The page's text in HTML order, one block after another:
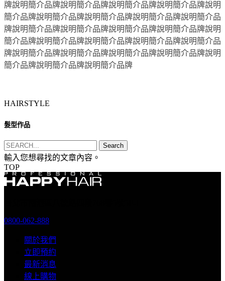
牌說明簡介品牌說明簡介品牌說明簡介品牌說明簡介品牌說明
簡介品牌說明簡介品牌說明簡介品牌說明簡介品牌說明簡介品
牌說明簡介品牌說明簡介品牌說明簡介品牌說明簡介品牌說明
簡介品牌說明簡介品牌說明簡介品牌說明簡介品牌說明簡介品
牌說明簡介品牌說明簡介品牌說明簡介品牌說明簡介品牌說明
簡介品牌說明簡介品牌說明簡介品牌
HAIRSTYLE
髮型作品
Search
輸入您想尋找的文章內容。
TOP
0800-062-888
關於我們
立即預約
最新消息
線上購物